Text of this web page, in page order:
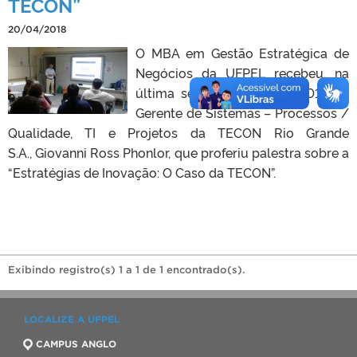
20/04/2018
O MBA em Gestão Estratégica de
Negócios da UFPEL recebeu, na
última sexta-feira (13/04/2018), o
Gerente de Sistemas – Processos /
Qualidade, TI e Projetos da TECON Rio Grande
S.A., Giovanni Ross Phonlor, que proferiu palestra sobre a
“Estratégias de Inovação: O Caso da TECON”.
Exibindo registro(s) 1 a 1 de 1 encontrado(s).
LOCALIZE A UFPEL
CAMPUS ANGLO